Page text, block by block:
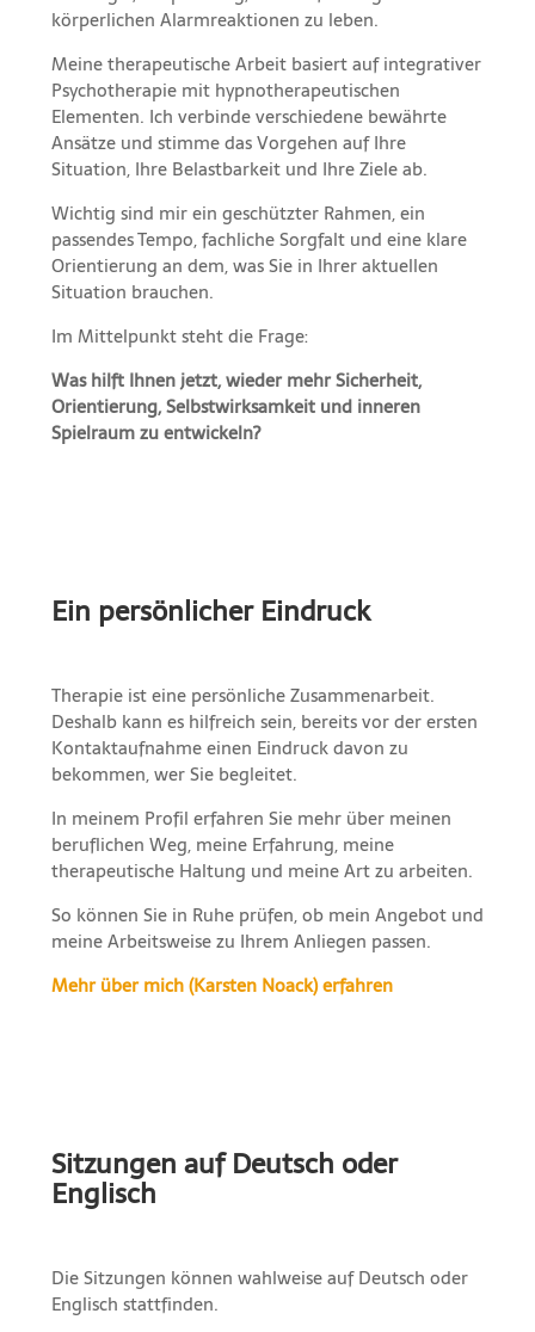
körperlichen Alarmreaktionen zu leben.
Meine therapeutische Arbeit basiert auf integrativer
Psychotherapie mit hypnotherapeutischen
Elementen. Ich verbinde verschiedene bewährte
Ansätze und stimme das Vorgehen auf Ihre
Situation, Ihre Belastbarkeit und Ihre Ziele ab.
Wichtig sind mir ein geschützter Rahmen, ein
passendes Tempo, fachliche Sorgfalt und eine klare
Orientierung an dem, was Sie in Ihrer aktuellen
Situation brauchen.
Im Mittelpunkt steht die Frage:
Was hilft Ihnen jetzt, wieder mehr Sicherheit,
Orientierung, Selbstwirksamkeit und inneren
Spielraum zu entwickeln?
Ein persönlicher Eindruck
Therapie ist eine persönliche Zusammenarbeit.
Deshalb kann es hilfreich sein, bereits vor der ersten
Kontaktaufnahme einen Eindruck davon zu
bekommen, wer Sie begleitet.
In meinem Profil erfahren Sie mehr über meinen
beruflichen Weg, meine Erfahrung, meine
therapeutische Haltung und meine Art zu arbeiten.
So können Sie in Ruhe prüfen, ob mein Angebot und
meine Arbeitsweise zu Ihrem Anliegen passen.
Mehr über mich (Karsten Noack) erfahren
Sitzungen auf Deutsch oder
Englisch
Die Sitzungen können wahlweise auf Deutsch oder
Englisch stattfinden.